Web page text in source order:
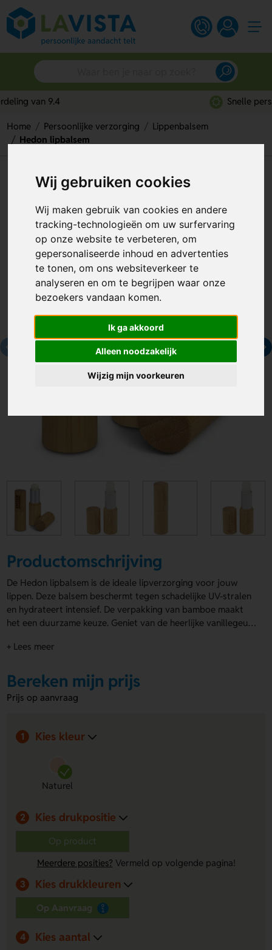
Wij gebruiken cookies
Wij maken gebruik van cookies en andere
tracking-technologieën om uw surfervaring
op onze website te verbeteren, om
gepersonaliseerde inhoud en advertenties
te tonen, om ons websiteverkeer te
analyseren en om te begrijpen waar onze
bezoekers vandaan komen.
Ik ga akkoord
Alleen noodzakelijk
Wijzig mijn voorkeuren
Home Persoonlijke verzorging
Lippenbalsem
Hedon lipbalsem
Hedon lipbalsem
Productomschrijving
De Hedon lipbalsem is de ideale lipverzorging voor jouw
lippen. Deze balsem beschermt tegen schadelijke UV-stralen
en hydrateert intensief. De verpakking van bamboe maakt
het een duurzame keuze. Geniet van de heerlijke vanillegeur
met je logo op de voorzijde laten aanbrengen. Kies voor een
lippenbalsem met logo!
+ Lees meer
Bereken mijn prijs
Prijs op aanvraag
1 Kies kleur
Naturel
2 Kies drukpositie
Op product
Meerdere posities? Vermeld op volgende pagina!
3
Kies drukkleuren
Op Aanvraag
4 Kies aantal